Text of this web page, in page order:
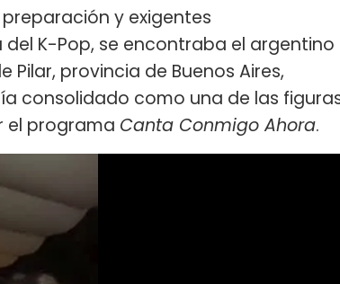
y exigentes
K-Pop, se encontraba el argentino
Pilar, provincia de Buenos Aires,
consolidado como una de las
el programa Canta Conmigo Ahora.